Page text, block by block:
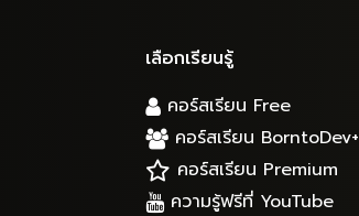
เลือกเรียนรู้
คอร์สเรียน Free
คอร์สเรียน BorntoDev+
คอร์สเรียน Premium
ความรู้ฟรีที่ YouTube